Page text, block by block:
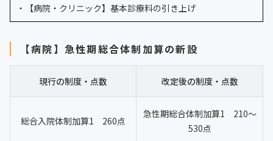
・【病院・クリニック】基本診療料の引き上げ
【病院】急性期総合体制加算の新設
現行の制度・点数 改定後の制度・点数
総合入院体制加算1 260点
急性期総合体制加算1 210～
530点